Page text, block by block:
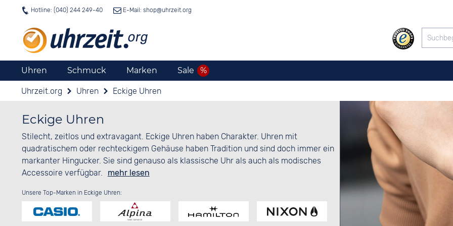
Hotline: (040) 244 249-40 E-Mail: shop@uhrzeit.org
Uhren Schmuck Marken Sale
Uhrzeit.org Uhren Eckige Uhren
Eckige Uhren
Stilecht, zeitlos und extravagant. Eckige Uhren haben Charakter. Uhren mit
quadratischem oder rechteckigem Gehäuse haben Tradition und sind doch immer ein
markanter Hingucker. Sie sind genauso als klassische Uhr als auch als modisches
Accessoire verfügbar.
mehr lesen
Unsere Top-Marken in Eckige Uhren: